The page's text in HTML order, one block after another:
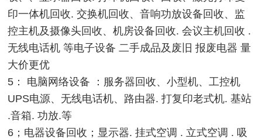
印一体机回收. 交换机回收、音响功放设备回收、监
控主机及摄像头回收、机房设备回收. 会议主机回收 .
无线电话机 等电子设备 二手成品及废旧 报废电器 量
大价更优
5： 电脑网络设备 ：服务器回收、小型机、工控机
UPS电源、无线电话机、路由器. 打复印老式机. 基站
.音箱. 功放.等
6；电器设备回收；显示器. 挂式空调 . 立式空调 . 吸